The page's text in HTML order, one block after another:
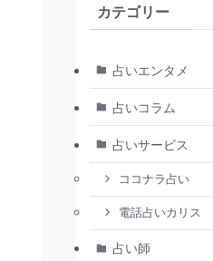
カテゴリー
占いエンタメ
占いコラム
占いサービス
ココナラ占い
電話占いカリス
占い師